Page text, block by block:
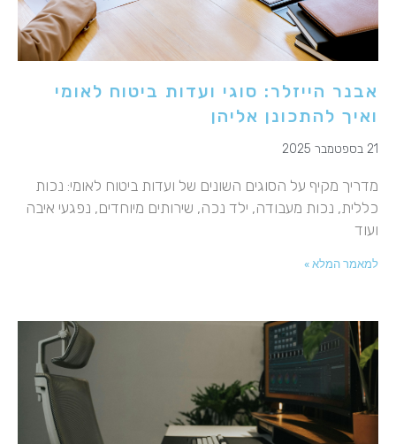
אבנר הייזלר: סוגי ועדות ביטוח לאומי
ואיך להתכונן אליהן
21 בספטמבר 2025
מדריך מקיף על הסוגים השונים של ועדות ביטוח לאומי: נכות
כללית, נכות מעבודה, ילד נכה, שירותים מיוחדים, נפגעי איבה
ועוד
למאמר המלא »